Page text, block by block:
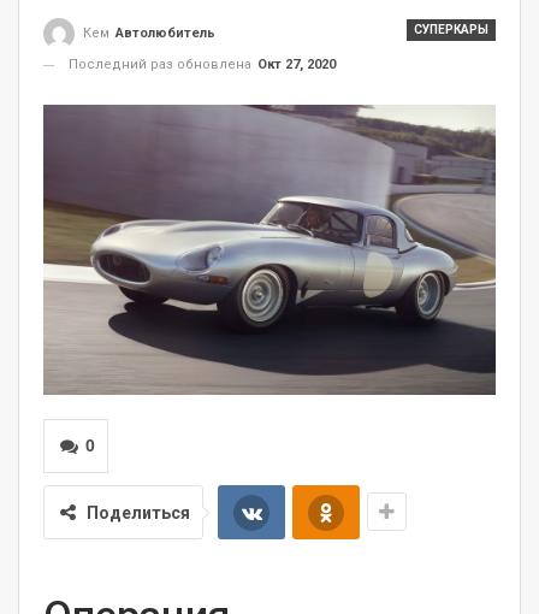
СУПЕРКАРЫ
Кем Автолюбитель
Последний раз обновлена Окт 27, 2020
0
Поделиться